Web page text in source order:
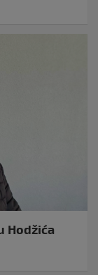
Hodžića